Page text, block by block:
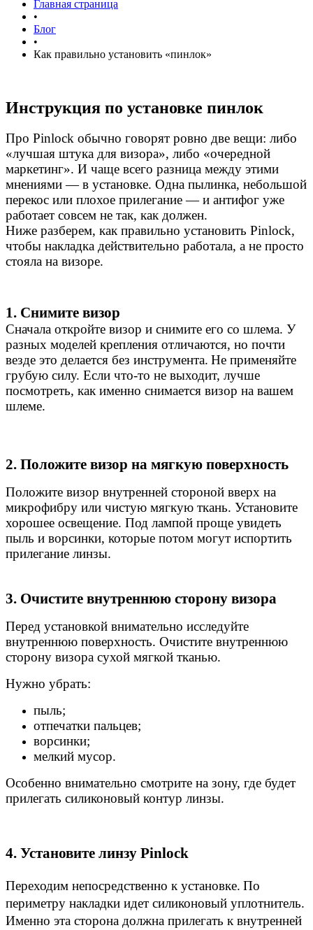
Главная страница
•
Блог
•
Как правильно установить «пинлок»
Инструкция по установке пинлок
Про Pinlock обычно говорят ровно две вещи: либо
«лучшая штука для визора», либо «очередной
маркетинг». И чаще всего разница между этими
мнениями — в установке. Одна пылинка, небольшой
перекос или плохое прилегание — и антифог уже
работает совсем не так, как должен.
Ниже разберем, как правильно установить Pinlock,
чтобы накладка действительно работала, а не просто
стояла на визоре.
1. Снимите визор
Сначала откройте визор и снимите его со шлема. У
разных моделей крепления отличаются, но почти
везде это делается без инструмента. Не применяйте
грубую силу. Если что-то не выходит, лучше
посмотреть, как именно снимается визор на вашем
шлеме.
2. Положите визор на мягкую поверхность
Положите визор внутренней стороной вверх на
микрофибру или чистую мягкую ткань. Установите
хорошее освещение. Под лампой проще увидеть
пыль и ворсинки, которые потом могут испортить
прилегание линзы.
3. Очистите внутреннюю сторону визора
Перед установкой внимательно исследуйте
внутреннюю поверхность. Очистите внутреннюю
сторону визора сухой мягкой тканью.
Нужно убрать:
пыль;
отпечатки пальцев;
ворсинки;
мелкий мусор.
Особенно внимательно смотрите на зону, где будет
прилегать силиконовый контур линзы.
4. Установите линзу Pinlock
Переходим непосредственно к установке. По
периметру накладки идет силиконовый уплотнитель.
Именно эта сторона должна прилегать к внутренней